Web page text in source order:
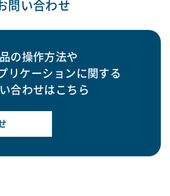
問い合わせ
の操作方法や
リケーションに関する
合わせはこちら